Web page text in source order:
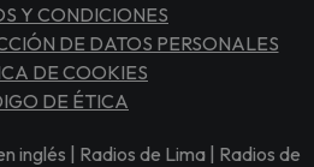
Y CONDICIONES
DE DATOS PERSONALES
DE COOKIES
DE ÉTICA
inglés | Radios de Lima | Radios de